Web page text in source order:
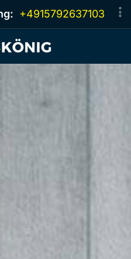
+4915792637103